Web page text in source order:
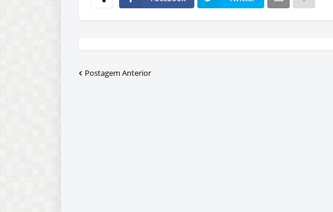
Postagem Anterior